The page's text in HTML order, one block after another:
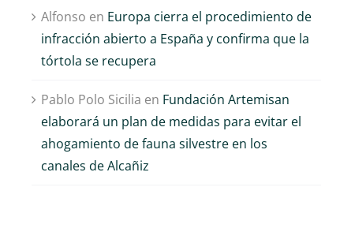
Alfonso en Europa cierra el procedimiento de
infracción abierto a España y confirma que la
tórtola se recupera
Pablo Polo Sicilia en Fundación Artemisan
elaborará un plan de medidas para evitar el
ahogamiento de fauna silvestre en los
canales de Alcañiz